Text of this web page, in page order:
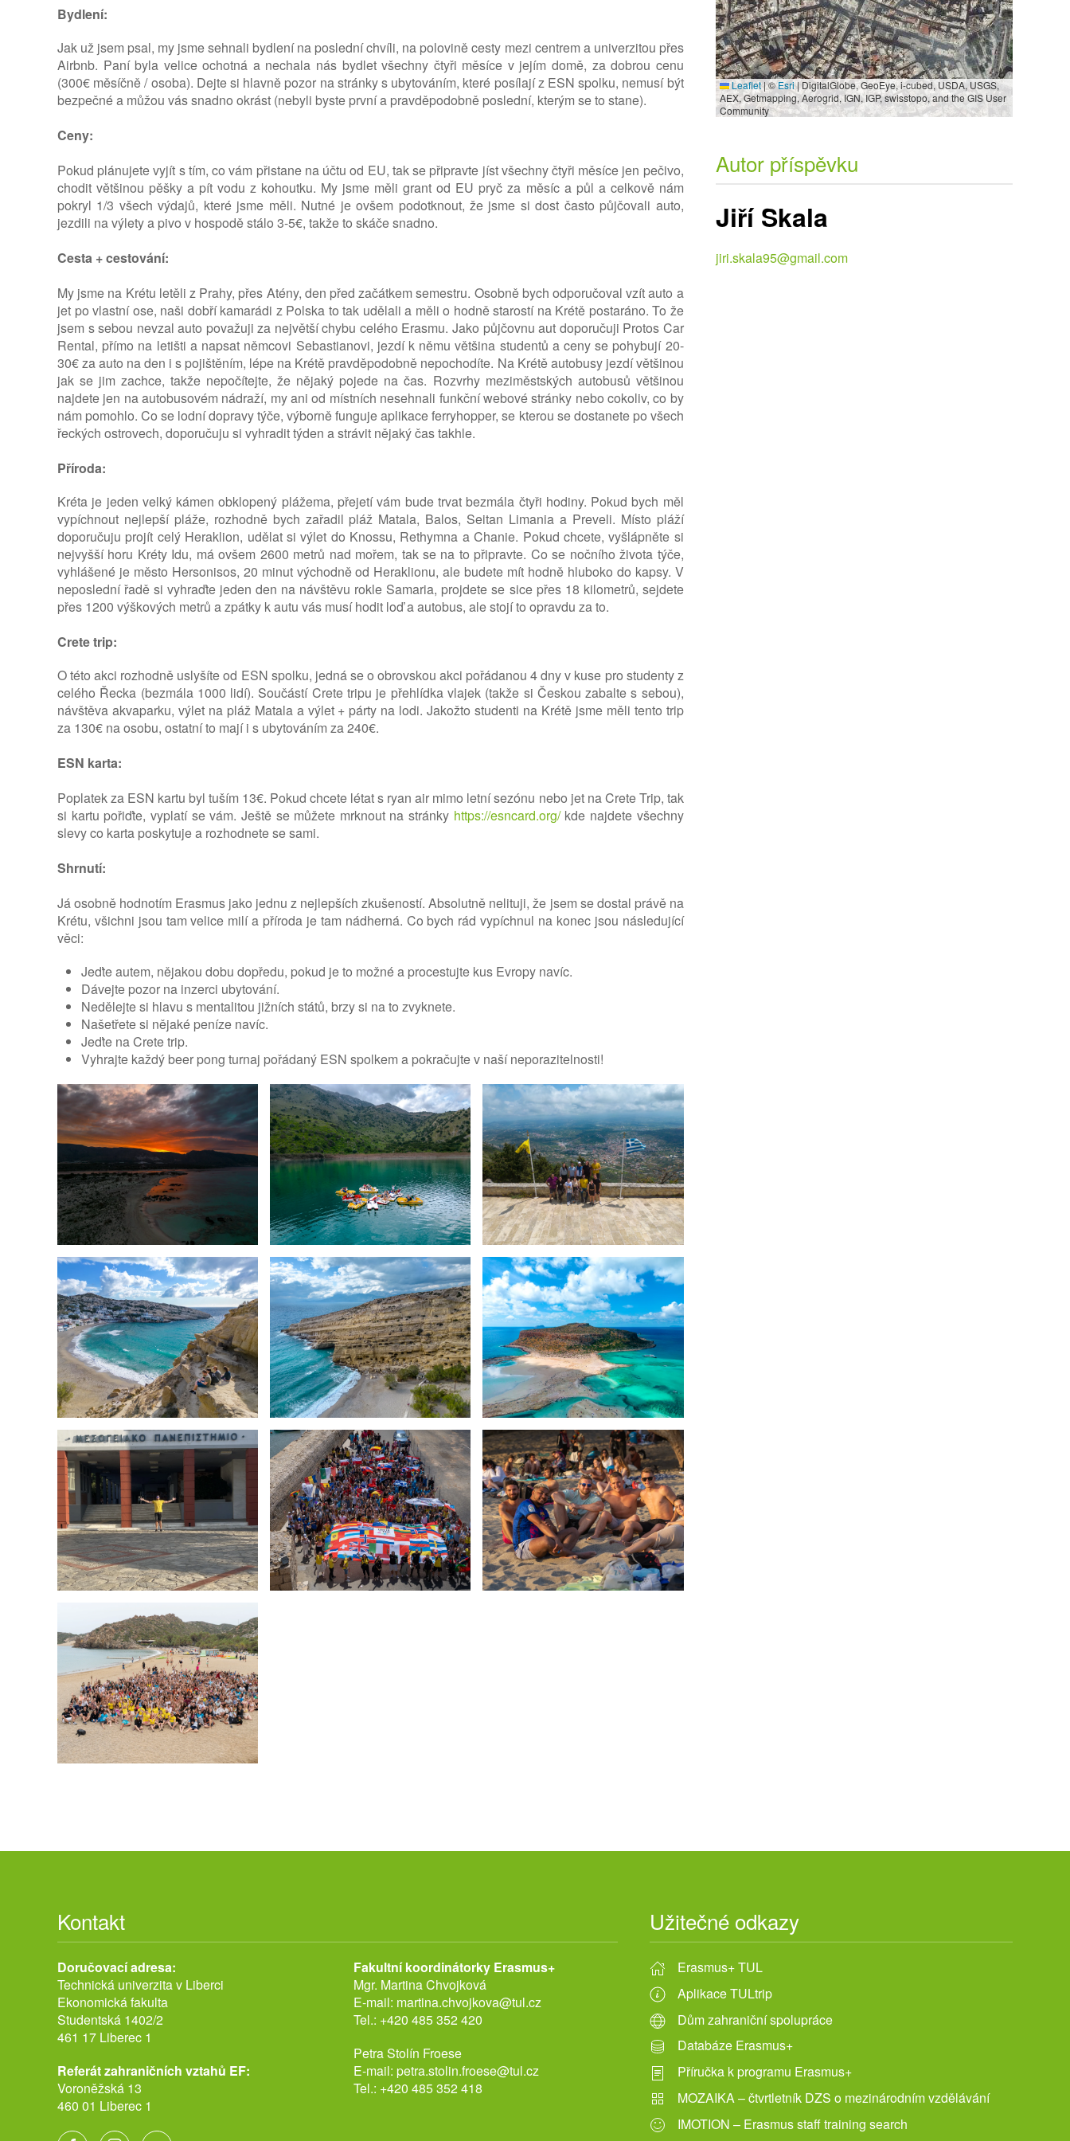
Bydlení:
Jak už jsem psal, my jsme sehnali bydlení na poslední chvíli, na polovině cesty mezi centrem a univerzitou přes
Airbnb. Paní byla velice ochotná a nechala nás bydlet všechny čtyři měsíce v jejím domě, za dobrou cenu
(300€ měsíčně / osoba). Dejte si hlavně pozor na stránky s ubytováním, které posílají z ESN spolku, nemusí být
bezpečné a můžou vás snadno okrást (nebyli byste první a pravděpodobně poslední, kterým se to stane).
Ceny:
Pokud plánujete vyjít s tím, co vám přistane na účtu od EU, tak se připravte jíst všechny čtyři měsíce jen pečivo,
chodit většinou pěšky a pít vodu z kohoutku. My jsme měli grant od EU pryč za měsíc a půl a celkově nám
pokryl 1/3 všech výdajů, které jsme měli. Nutné je ovšem podotknout, že jsme si dost často půjčovali auto,
jezdili na výlety a pivo v hospodě stálo 3-5€, takže to skáče snadno.
Cesta + cestování:
My jsme na Krétu letěli z Prahy, přes Atény, den před začátkem semestru. Osobně bych odporučoval vzít auto a
jet po vlastní ose, naši dobří kamarádi z Polska to tak udělali a měli o hodně starostí na Krétě postaráno. To že
jsem s sebou nevzal auto považuji za největší chybu celého Erasmu. Jako půjčovnu aut doporučuji Protos Car
Rental, přímo na letišti a napsat němcovi Sebastianovi, jezdí k němu většina studentů a ceny se pohybují 20-
30€ za auto na den i s pojištěním, lépe na Krétě pravděpodobně nepochodíte. Na Krétě autobusy jezdí většinou
jak se jim zachce, takže nepočítejte, že nějaký pojede na čas. Rozvrhy meziměstských autobusů většinou
najdete jen na autobusovém nádraží, my ani od místních nesehnali funkční webové stránky nebo cokoliv, co by
nám pomohlo. Co se lodní dopravy týče, výborně funguje aplikace ferryhopper, se kterou se dostanete po všech
řeckých ostrovech, doporučuju si vyhradit týden a strávit nějaký čas takhle.
Příroda:
Kréta je jeden velký kámen obklopený plážema, přejetí vám bude trvat bezmála čtyři hodiny. Pokud bych měl
vypíchnout nejlepší pláže, rozhodně bych zařadil pláž Matala, Balos, Seitan Limania a Preveli. Místo pláží
doporučuju projít celý Heraklion, udělat si výlet do Knossu, Rethymna a Chanie. Pokud chcete, vyšlápněte si
nejvyšší horu Kréty Idu, má ovšem 2600 metrů nad mořem, tak se na to připravte. Co se nočního života týče,
vyhlášené je město Hersonisos, 20 minut východně od Heraklionu, ale budete mít hodně hluboko do kapsy. V
neposlední řadě si vyhraďte jeden den na návštěvu rokle Samaria, projdete se sice přes 18 kilometrů, sejdete
přes 1200 výškových metrů a zpátky k autu vás musí hodit loď a autobus, ale stojí to opravdu za to.
Crete trip:
O této akci rozhodně uslyšíte od ESN spolku, jedná se o obrovskou akci pořádanou 4 dny v kuse pro studenty z
celého Řecka (bezmála 1000 lidí). Součástí Crete tripu je přehlídka vlajek (takže si Českou zabalte s sebou),
návštěva akvaparku, výlet na pláž Matala a výlet + párty na lodi. Jakožto studenti na Krétě jsme měli tento trip
za 130€ na osobu, ostatní to mají i s ubytováním za 240€.
ESN karta:
Poplatek za ESN kartu byl tuším 13€. Pokud chcete létat s ryan air mimo letní sezónu nebo jet na Crete Trip, tak
si kartu pořiďte, vyplatí se vám. Ještě se můžete mrknout na stránky https://esncard.org/kde najdete všechny
slevy co karta poskytuje a rozhodnete se sami.
Shrnutí:
Já osobně hodnotím Erasmus jako jednu z nejlepších zkušeností. Absolutně nelituji, že jsem se dostal právě na
Krétu, všichni jsou tam velice milí a příroda je tam nádherná. Co bych rád vypíchnul na konec jsou následující
věci:
Jeďte autem, nějakou dobu dopředu, pokud je to možné a procestujte kus Evropy navíc.
Dávejte pozor na inzerci ubytování.
Nedělejte si hlavu s mentalitou jižních států, brzy si na to zvyknete.
Našetřete si nějaké peníze navíc.
Jeďte na Crete trip.
Vyhrajte každý beer pong turnaj pořádaný ESN spolkem a pokračujte v naší neporazitelnosti!
Leaflet |©Esri| DigitalGlobe, GeoEye, i-cubed, USDA, USGS,
AEX, Getmapping, Aerogrid, IGN, IGP, swisstopo, and the GIS User
Community
Autor příspěvku
Jiří Skala
jiri.skala95@gmail.com
Kontakt
Doručovací adresa:
Technická univerzita v Liberci
Ekonomická fakulta
Studentská 1402/2
461 17 Liberec 1
Referát zahraničních vztahů EF:
Voroněžská 13
460 01 Liberec 1
Fakultní koordinátorky Erasmus+
Mgr. Martina Chvojková
E-mail: martina.chvojkova@tul.cz
Tel.: +420 485 352 420
Petra Stolín Froese
E-mail: petra.stolin.froese@tul.cz
Tel.: +420 485 352 418
Užitečné odkazy
Erasmus+ TUL
Aplikace TULtrip
Dům zahraniční spolupráce
Databáze Erasmus+
Příručka k programu Erasmus+
MOZAIKA – čtvrtletník DZS o mezinárodním vzdělávání
IMOTION – Erasmus staff training search